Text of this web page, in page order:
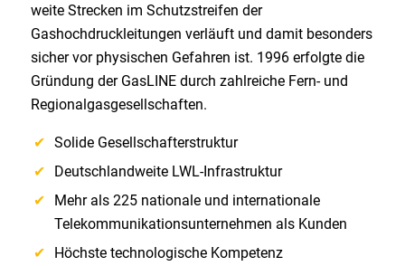
weite Strecken im Schutzstreifen der
Gashochdruckleitungen verläuft und damit besonders
sicher vor physischen Gefahren ist. 1996 erfolgte die
Gründung der GasLINE durch zahlreiche Fern- und
Regionalgasgesellschaften.
Solide Gesellschafterstruktur
Deutschlandweite LWL-Infrastruktur
Mehr als 225 nationale und internationale
Telekommunikationsunternehmen als Kunden
Höchste technologische Kompetenz